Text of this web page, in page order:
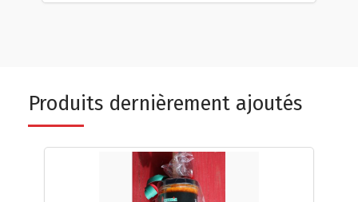
Produits dernièrement ajoutés